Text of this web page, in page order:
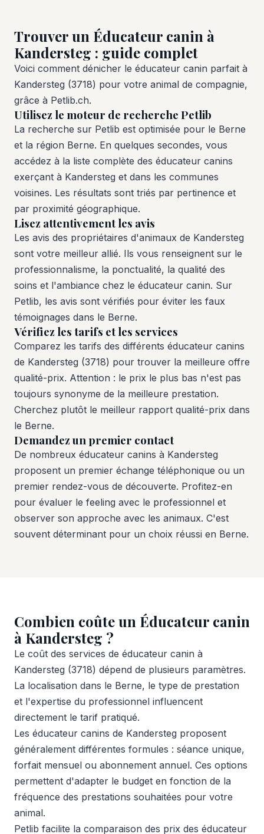
Trouver un Éducateur canin à
Kandersteg : guide complet
Voici comment dénicher le éducateur canin parfait à
Kandersteg (3718) pour votre animal de compagnie,
grâce à Petlib.ch.
Utilisez le moteur de recherche Petlib
La recherche sur Petlib est optimisée pour le Berne
et la région Berne. En quelques secondes, vous
accédez à la liste complète des éducateur canins
exerçant à Kandersteg et dans les communes
voisines. Les résultats sont triés par pertinence et
par proximité géographique.
Lisez attentivement les avis
Les avis des propriétaires d'animaux de Kandersteg
sont votre meilleur allié. Ils vous renseignent sur le
professionnalisme, la ponctualité, la qualité des
soins et l'ambiance chez le éducateur canin. Sur
Petlib, les avis sont vérifiés pour éviter les faux
témoignages dans le Berne.
Vérifiez les tarifs et les services
Comparez les tarifs des différents éducateur canins
de Kandersteg (3718) pour trouver la meilleure offre
qualité-prix. Attention : le prix le plus bas n'est pas
toujours synonyme de la meilleure prestation.
Cherchez plutôt le meilleur rapport qualité-prix dans
le Berne.
Demandez un premier contact
De nombreux éducateur canins à Kandersteg
proposent un premier échange téléphonique ou un
premier rendez-vous de découverte. Profitez-en
pour évaluer le feeling avec le professionnel et
observer son approche avec les animaux. C'est
souvent déterminant pour un choix réussi en Berne.
Combien coûte un Éducateur canin
à Kandersteg ?
Le coût des services de éducateur canin à
Kandersteg (3718) dépend de plusieurs paramètres.
La localisation dans le Berne, le type de prestation
et l'expertise du professionnel influencent
directement le tarif pratiqué.
Les éducateur canins de Kandersteg proposent
généralement différentes formules : séance unique,
forfait mensuel ou abonnement annuel. Ces options
permettent d'adapter le budget en fonction de la
fréquence des prestations souhaitées pour votre
animal.
Petlib facilite la comparaison des prix des éducateur